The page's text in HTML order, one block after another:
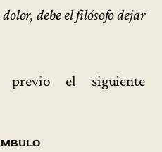
debe el filósofo dejar
previo el siguiente